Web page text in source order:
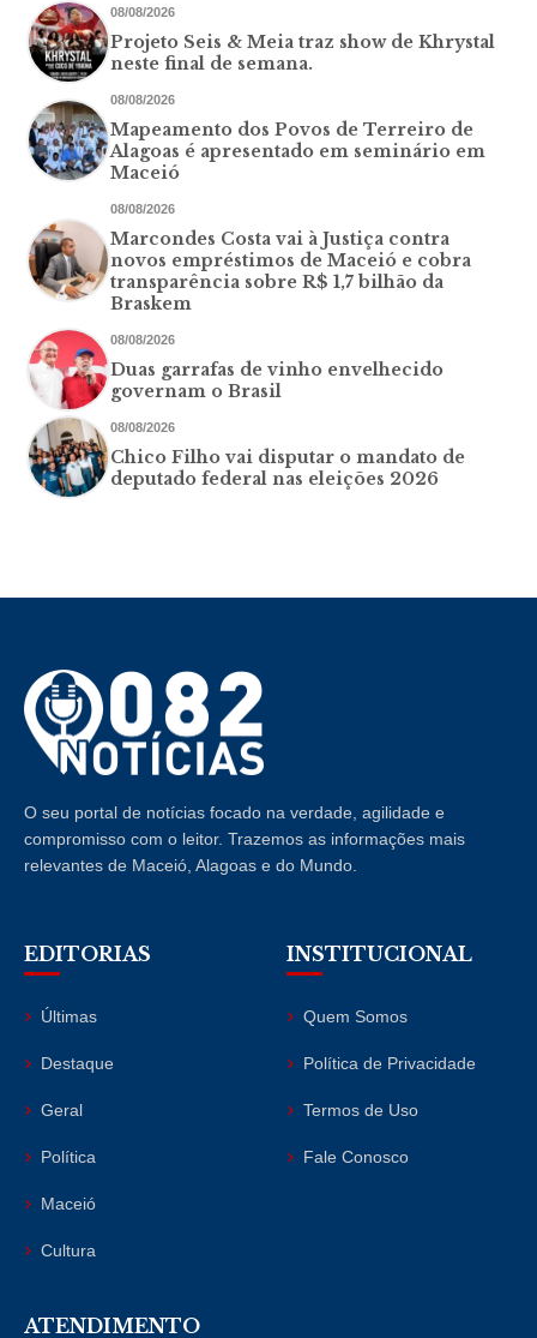
08/08/2026
Projeto Seis & Meia traz show de Khrystal
neste final de semana.
08/08/2026
Mapeamento dos Povos de Terreiro de
Alagoas é apresentado em seminário em
Maceió
08/08/2026
Marcondes Costa vai à Justiça contra
novos empréstimos de Maceió e cobra
transparência sobre R$ 1,7 bilhão da
Braskem
08/08/2026
Duas garrafas de vinho envelhecido
governam o Brasil
08/08/2026
Chico Filho vai disputar o mandato de
deputado federal nas eleições 2026
O seu portal de notícias focado na verdade, agilidade e
compromisso com o leitor. Trazemos as informações mais
relevantes de Maceió, Alagoas e do Mundo.
EDITORIAS
Últimas
Destaque
Geral
Política
Maceió
Cultura
INSTITUCIONAL
Quem Somos
Política de Privacidade
Termos de Uso
Fale Conosco
ATENDIMENTO